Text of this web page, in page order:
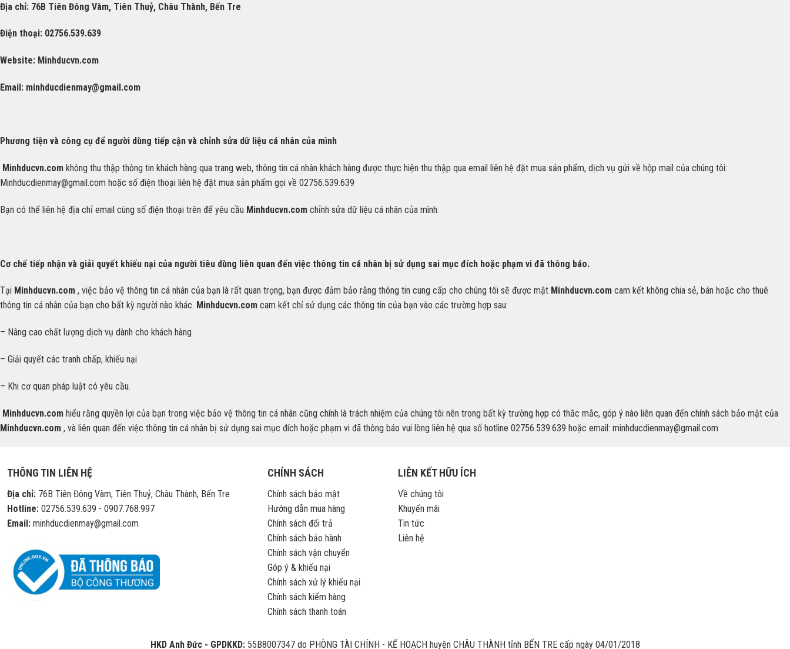
Địa chỉ: 76B Tiên Đông Vàm, Tiên Thuỷ, Châu Thành, Bến Tre
Điện thoại: 02756.539.639
Website: Minhducvn.com
Email: minhducdienmay@gmail.com
Phương tiện và công cụ để người dùng tiếp cận và chỉnh sửa dữ liệu cá nhân của mình
Minhducvn.com không thu thập thông tin khách hàng qua trang web, thông tin cá nhân khách hàng được thực hiện thu thập qua email liên hệ đặt mua sản phẩm, dịch vụ gửi về hộp mail của chúng tôi:
Minhducdienmay@gmail.com hoặc số điện thoại liên hệ đặt mua sản phẩm gọi về 02756.539.639
Bạn có thể liên hệ địa chỉ email cùng số điện thoại trên để yêu cầu Minhducvn.com chỉnh sửa dữ liệu cá nhân của mình.
Cơ chế tiếp nhận và giải quyết khiếu nại của người tiêu dùng liên quan đến việc thông tin cá nhân bị sử dụng sai mục đích hoặc phạm vi đã thông báo.
Tại Minhducvn.com , việc bảo vệ thông tin cá nhân của bạn là rất quan trọng, bạn được đảm bảo rằng thông tin cung cấp cho chúng tôi sẽ được mật Minhducvn.com cam kết không chia sẻ, bán hoặc cho thuê
thông tin cá nhân của bạn cho bất kỳ người nào khác. Minhducvn.com cam kết chỉ sử dụng các thông tin của bạn vào các trường hợp sau:
– Nâng cao chất lượng dịch vụ dành cho khách hàng
– Giải quyết các tranh chấp, khiếu nại
– Khi cơ quan pháp luật có yêu cầu.
Minhducvn.com hiểu rằng quyền lợi của bạn trong việc bảo vệ thông tin cá nhân cũng chính là trách nhiệm của chúng tôi nên trong bất kỳ trường hợp có thắc mắc, góp ý nào liên quan đến chính sách bảo mật của
Minhducvn.com , và liên quan đến việc thông tin cá nhân bị sử dụng sai mục đích hoặc phạm vi đã thông báo vui lòng liên hệ qua số hotline 02756.539.639 hoặc email: minhducdienmay@gmail.com
THÔNG TIN LIÊN HỆ
Địa chỉ: 76B Tiên Đông Vàm, Tiên Thuỷ, Châu Thành, Bến Tre
Hotline: 02756.539.639 - 0907.768.997
Email: minhducdienmay@gmail.com
CHÍNH SÁCH
Chính sách bảo mật
Hướng dẫn mua hàng
Chính sách đổi trả
Chính sách bảo hành
Chính sách vận chuyển
Góp ý & khiếu nại
Chính sách xử lý khiếu nại
Chính sách kiểm hàng
Chính sách thanh toán
LIÊN KẾT HỮU ÍCH
Về chúng tôi
Khuyến mãi
Tin tức
Liên hệ
HKD Anh Đức - GPDKKD:55B8007347 do PHÒNG TÀI CHÍNH - KẾ HOẠCH huyện CHÂU THÀNH tỉnh BẾN TRE cấp ngày 04/01/2018